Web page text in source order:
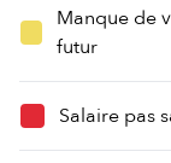
Manque de
futur
Salaire pas